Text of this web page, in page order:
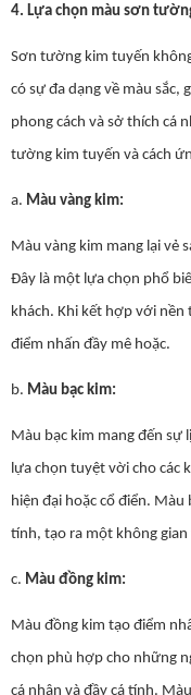
4. Lựa chọn màu sơn
Sơn tường kim tuyến
có sự đa dạng về màu
phong cách và sở thích cá
tường kim tuyến và cách
a. Màu vàng kim:
Màu vàng kim mang lại vẻ
Đây là một lựa chọn phổ
khách. Khi kết hợp với nền
điểm nhấn đầy mê hoặc.
b. Màu bạc kim:
Màu bạc kim mang đến sự
lựa chọn tuyệt vời cho các
hiện đại hoặc cổ điển.
tính, tạo ra một không gian
c. Màu đồng kim:
Màu đồng kim tạo điểm
chọn phù hợp cho những
cá nhân và đầy cá tính.